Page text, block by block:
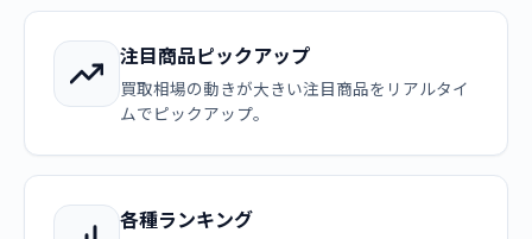
注目商品ピックアップ
買取相場の動きが大きい注目商品をリアルタイ
ムでピックアップ。
各種ランキング